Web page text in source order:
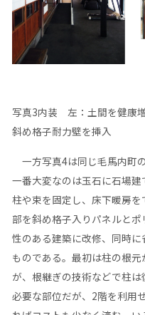
写真3内装 左：土間を健康
斜め格子耐力壁を挿入
一方写真4は同じ毛馬内町
一番大変なのは玉石に石場
柱や束を固定し、床下暖房
部を斜め格子入りパネルと
性のある建築に改修、同時
ものである。最初は柱の根
が、根継ぎの技術などで柱
必要な部位だが、2階を利用